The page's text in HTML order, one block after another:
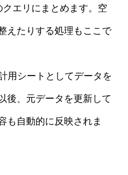
エリにまとめます。空
えたりする処理もここで
用シートとしてデータを
後、元データを更新して
も自動的に反映されま